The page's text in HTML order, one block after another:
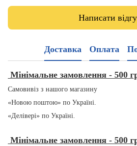
Написати
Доставка Оплата
Мінімальне замовлення - 500
Самовивіз з нашого магазину
«Новою поштою» по Україні.
«Делівері» по Україні.
Мінімальне замовлення - 500